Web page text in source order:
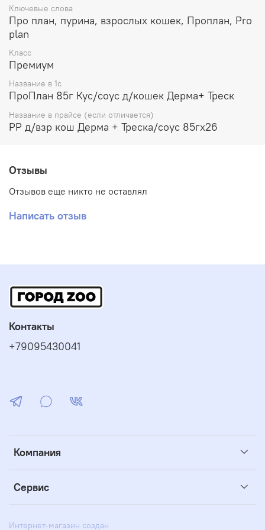
Гарантированные показатели:
влажность: 81,0%; белок: 10,1 %; жир: 4,2 %; сырая зола:
(докозагексаеновая кислота): 0,02%.
Ключевые слова
Про план, пурина, взрослых кошек, Проплан, Pro
plan
Класс
Премиум
Название в 1с
ПроПлан 85г Кус/соус д/кошек Дерма+ Треск
Название в прайсе (если отличается)
PP д/взр кош Дерма + Треска/соус 85гх26
Отзывы
Отзывов еще никто не оставлял
Написать отзыв
Компания
Сервис
Контакты
+79095430041
Интернет-магазин создан